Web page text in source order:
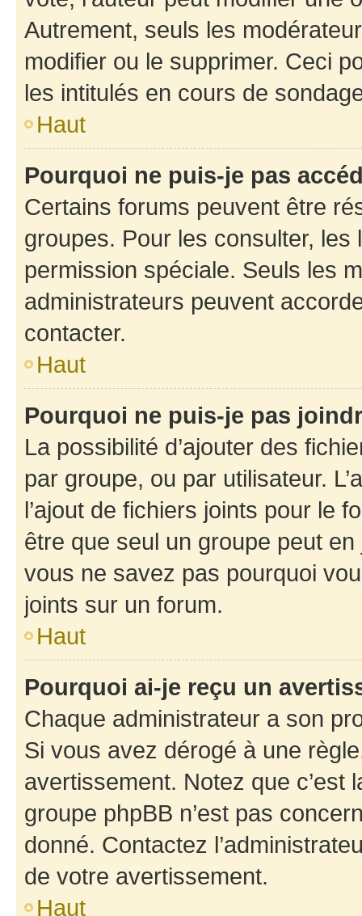
Autrement, seuls les
modifier ou le supprimer. Ceci
les intitulés en cours de
Haut
Pourquoi ne puis-je pas
Certains forums peuvent être
groupes. Pour les consulter,
permission spéciale. Seuls les
administrateurs peuvent
contacter.
Haut
Pourquoi ne puis-je pas
La possibilité d’ajouter des
par groupe, ou par utilisateur.
l’ajout de fichiers joints pour le
être que seul un groupe peut
vous ne savez pas pourquoi
joints sur un forum.
Haut
Pourquoi ai-je reçu un
Chaque administrateur a son
Si vous avez dérogé à une
avertissement. Notez que c’est
groupe phpBB n’est pas
donné. Contactez
de votre avertissement.
Haut